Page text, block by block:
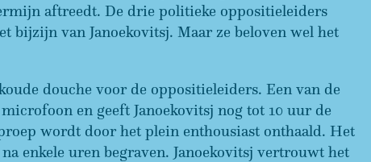
aftreedt. De drie politieke oppositieleiders
bijzijn van Janoekovitsj. Maar ze beloven wel het
douche voor de oppositieleiders. Een van de
en geeft Janoekovitsj nog tot 10 uur de
wordt door het plein enthousiast onthaald. Het
enkele uren begraven. Janoekovitsj vertrouwt het